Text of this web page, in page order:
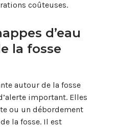
coûteuses.
d’eau
la fosse
autour de la fosse
important. Elles
ou un débordement
la fosse. Il est